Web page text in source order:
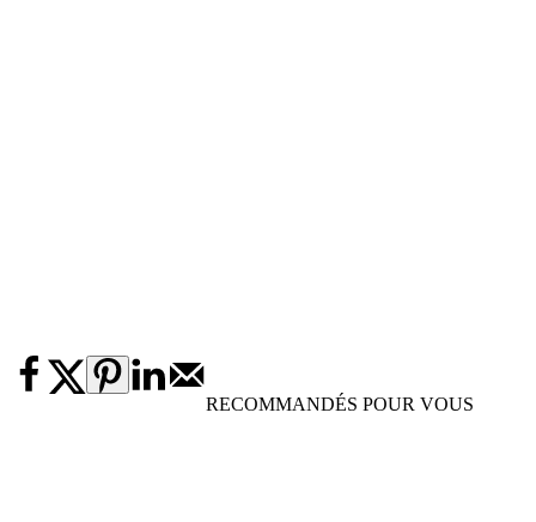
RECOMMANDÉS POUR VOUS